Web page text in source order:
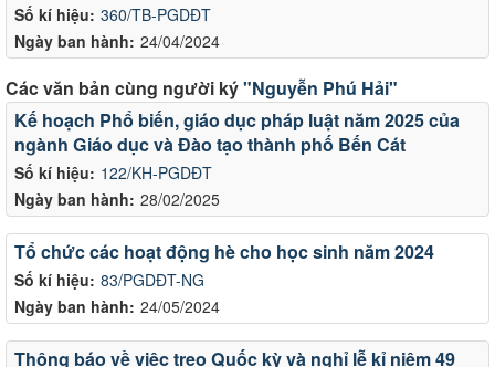
Số kí hiệu: 360/TB-PGDĐT
Ngày ban hành: 24/04/2024
Các văn bản cùng người ký"Nguyễn Phú Hải"
Số kí hiệu: 122/KH-PGDĐT
Ngày ban hành: 28/02/2025
Kế hoạch Phổ biến, giáo dục pháp luật năm 2025 của
ngành Giáo dục và Đào tạo thành phố Bến Cát
Số kí hiệu: 83/PGDĐT-NG
Ngày ban hành: 24/05/2024
Tổ chức các hoạt động hè cho học sinh năm 2024
Thông báo về việc treo Quốc kỳ và nghỉ lễ kỉ niệm 49